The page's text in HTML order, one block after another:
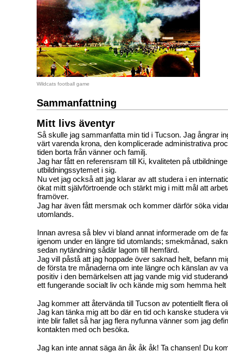
Wildcats football game
Sammanfattning
Mitt livs äventyr
Så skulle jag sammanfatta min tid i Tucson. Jag ångrar
värt varenda krona, den komplicerade administrativa
tiden borta från vänner och familj.
Jag har fått en referensram till Ki, kvaliteten på
utbildningssytemet i sig.
Nu vet jag också att jag klarar av att studera i en
ökat mitt självförtroende och stärkt mig i mitt mål att
framöver.
Jag har även fått mersmak och kommer därför söka
utomlands.
Innan avresa så blev vi bland annat informerade om de
igenom under en längre tid utomlands; smekmånad,
sedan nytändning sådär lagom till hemfärd.
Jag vill påstå att jag hoppade över saknad helt, befann
de första tre månaderna om inte längre och känslan av
positiv i den bemärkelsen att jag vande mig vid
ett fungerande socialt liv och kände mig som hemma
Jag kommer att återvända till Tucson av potentiellt flera
Jag kan tänka mig att bo där en tid och kanske studera
inte blir fallet så har jag flera nyfunna vänner som jag
kontakten med och besöka.
Jag kan inte annat säga än åk åk åk! Ta chansen! Du